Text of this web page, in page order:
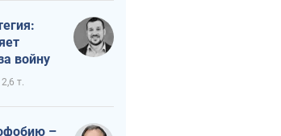
войну
2,6 т.
–